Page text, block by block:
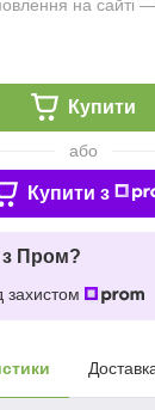
на сайті
Купити
або
Купити з
з Пром?
захистом